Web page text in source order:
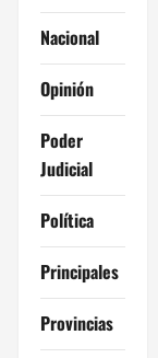
Nacional
Opinión
Poder
Judicial
Política
Principales
Provincias